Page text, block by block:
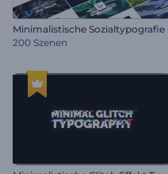
Minimalistische Sozialtypografie
200 Szenen